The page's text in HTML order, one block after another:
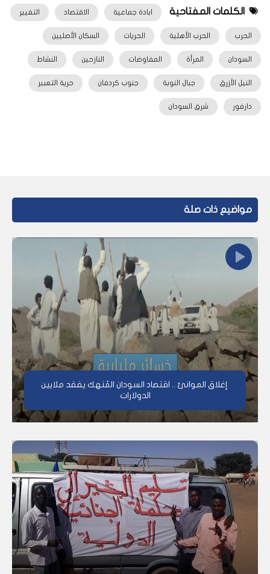
الكلمات المفتاحية ابادة جماعية الاقتصاد التغيير
الحرب الحرب الأهلية الحريات السكان الأصليين
السودان المرأة المفاوضات النازحين النشاط
النيل الأزرق جبال النوبة جنوب كردفان حرية التعبير
دارفور شرق السودان
مواضيع ذات صلة
إغلاق الموانئ .. اقتصاد السودان المُنهك يفقد ملايين
الدولارات